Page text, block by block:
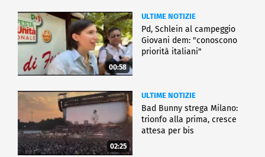
00:58
ULTIME NOTIZIE
Pd, Schlein al campeggio
Giovani dem: "conoscono
priorità italiani"
02:25
ULTIME NOTIZIE
Bad Bunny strega Milano:
trionfo alla prima, cresce
attesa per bis